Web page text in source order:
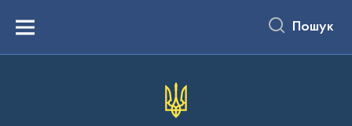
вмістуMenu Пошук